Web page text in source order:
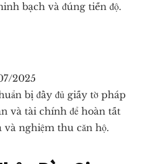
bạch và đúng tiến độ.
2025
bị đầy đủ giấy tờ pháp
và tài chính để hoàn tất
nghiệm thu căn hộ.